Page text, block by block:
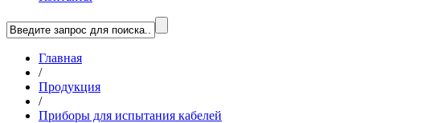
Главная
/
Продукция
/
Приборы для испытания кабелей